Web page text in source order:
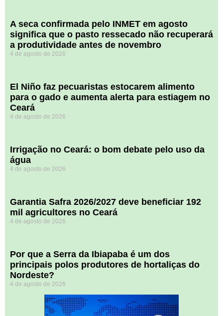
A seca confirmada pelo INMET em agosto
significa que o pasto ressecado não recuperará
a produtividade antes de novembro
4 de agosto de 2026
El Niño faz pecuaristas estocarem alimento
para o gado e aumenta alerta para estiagem no
Ceará
4 de agosto de 2026
Irrigação no Ceará: o bom debate pelo uso da
água
4 de agosto de 2026
Garantia Safra 2026/2027 deve beneficiar 192
mil agricultores no Ceará
4 de agosto de 2026
Por que a Serra da Ibiapaba é um dos
principais polos produtores de hortaliças do
Nordeste?
4 de agosto de 2026